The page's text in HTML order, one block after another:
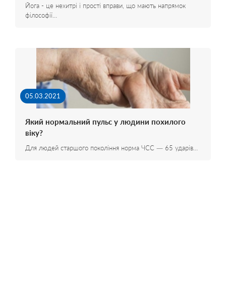
Йога - це нехитрі і прості вправи, що мають напрямок
філософії…
05.03.2021
Який нормальний пульс у людини похилого
віку?
Для людей старшого покоління норма ЧСС — 65 ударів…